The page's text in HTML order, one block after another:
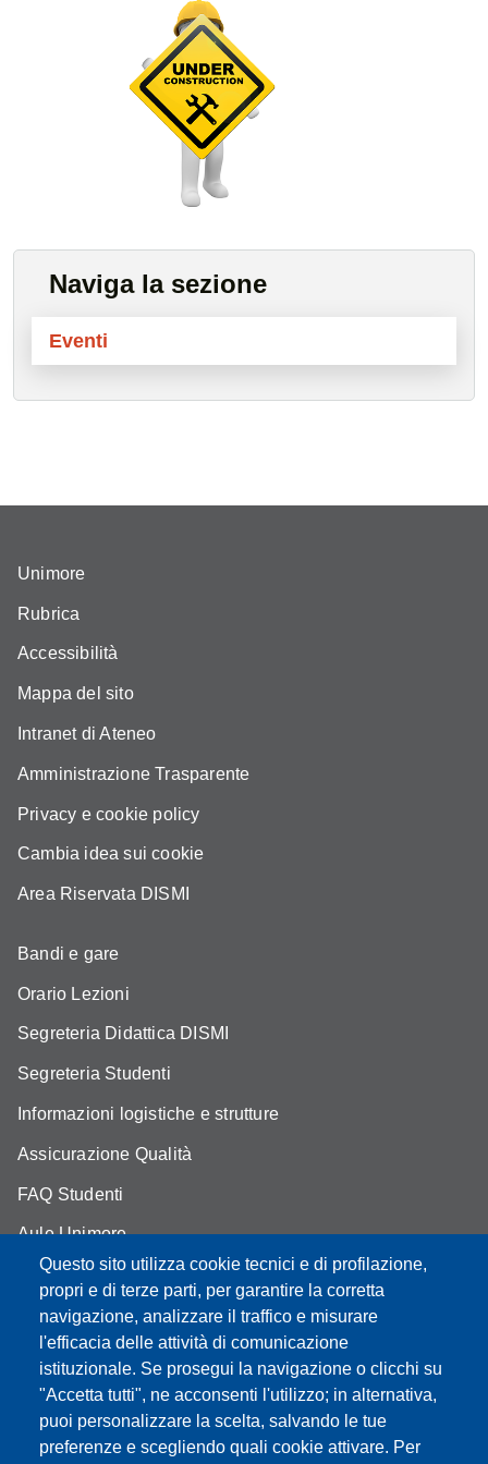
Naviga la sezione
Eventi
Questo sito utilizza cookie tecnici e di profilazione,
propri e di terze parti, per garantire la corretta
navigazione, analizzare il traffico e misurare
l'efficacia delle attività di comunicazione
istituzionale. Se prosegui la navigazione o clicchi su
"Accetta tutti", ne acconsenti l'utilizzo; in alternativa,
puoi personalizzare la scelta, salvando le tue
preferenze e scegliendo quali cookie attivare. Per
Unimore
Rubrica
Accessibilità
Mappa del sito
Intranet di Ateneo
Amministrazione Trasparente
Privacy e cookie policy
Cambia idea sui cookie
Area Riservata DISMI
Bandi e gare
Orario Lezioni
Segreteria Didattica DISMI
Segreteria Studenti
Informazioni logistiche e strutture
Assicurazione Qualità
FAQ Studenti
Aule Unimore
prenotazione autocarro DISMI
Partita IVA: 00427620364
Dipartimento di Scienze e Metodi dell'Ingegneria
Sede: Via Amendola 2 - 42122 Reggio Emilia